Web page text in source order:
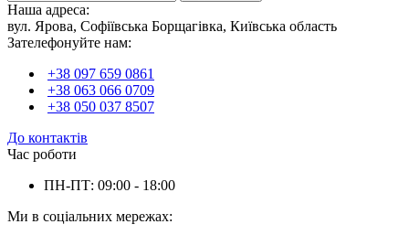
Наша адреса:
вул. Ярова, Софіївська Борщагівка, Київська область
Зателефонуйте нам:
+38 097 659 0861
+38 063 066 0709
+38 050 037 8507
До контактів
Час роботи
ПН-ПТ: 09:00 - 18:00
Ми в соціальних мережах: